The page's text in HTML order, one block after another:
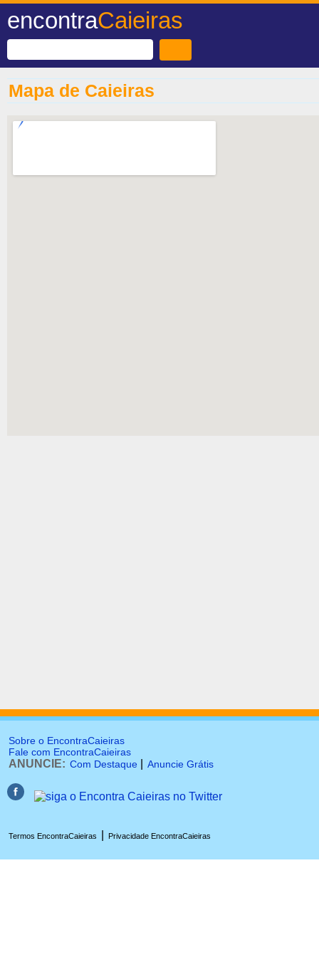
encontraCaieiras
Mapa de Caieiras
Sobre o EncontraCaieiras
Fale com EncontraCaieiras
ANUNCIE: Com Destaque Anuncie Grátis
Termos EncontraCaieiras Privacidade EncontraCaieiras